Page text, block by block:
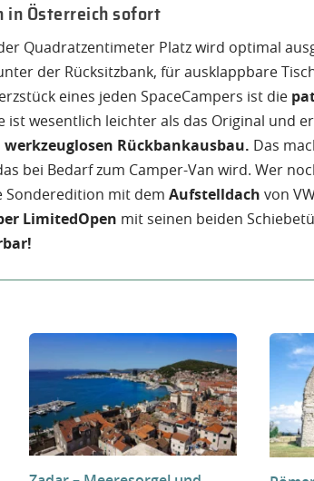
in Österreich sofort
Quadratzentimeter Platz wird optimal
der Rücksitzbank, für ausklappbare
eines jeden SpaceCampers ist die
ist wesentlich leichter als das Original und
werkzeuglosen Rückbankausbau. Das
bei Bedarf zum Camper-Van wird. Wer
Sonderedition mit demAufstelldach von
LimitedOpen mit seinen beiden